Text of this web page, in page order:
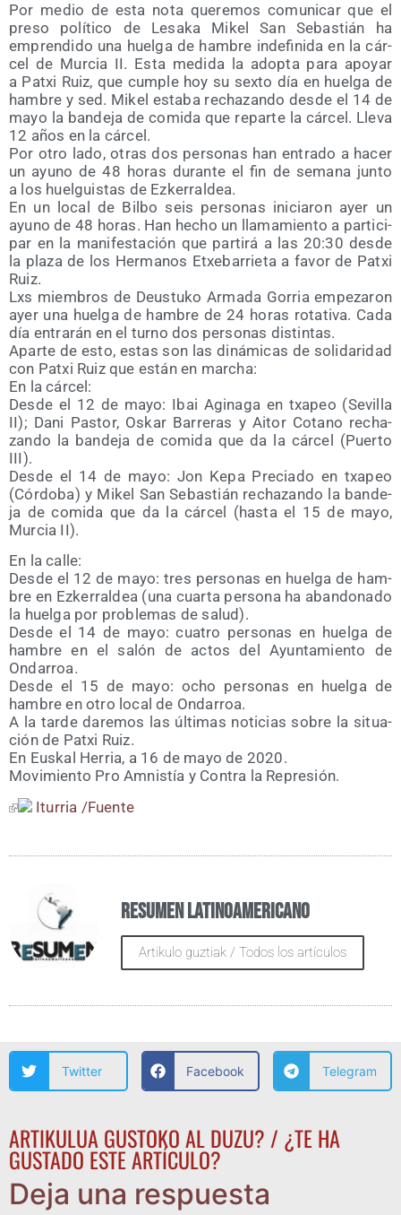
Por medio de esta nota que­re­mos comu­ni­car que el
pre­so polí­ti­co de Lesa­ka Mikel San Sebas­tián ha
empren­di­do una huel­ga de ham­bre inde­fi­ni­da en la cár­
cel de Mur­cia II. Esta medi­da la adop­ta para apo­yar
a Patxi Ruiz, que cum­ple hoy su sex­to día en huel­ga de
ham­bre y sed. Mikel esta­ba recha­zan­do des­de el 14 de
mayo la ban­de­ja de comi­da que repar­te la cár­cel. Lle­va
12 años en la cár­cel.
Por otro lado, otras dos per­so­nas han entra­do a hacer
un ayuno de 48 horas duran­te el fin de sema­na jun­to
a los huel­guis­tas de Ezke­rral­dea.
En un local de Bil­bo seis per­so­nas ini­cia­ron ayer un
ayuno de 48 horas. Han hecho un lla­ma­mien­to a par­ti­ci­
par en la mani­fes­ta­ción que par­ti­rá a las 20:30 des­de
la pla­za de los Her­ma­nos Etxe­ba­rrie­ta a favor de Patxi
Ruiz.
Lxs miem­bros de Deus­tu­ko Arma­da Gorria empe­za­ron
ayer una huel­ga de ham­bre de 24 horas rota­ti­va. Cada
día entra­rán en el turno dos per­so­nas dis­tin­tas.
Apar­te de esto, estas son las diná­mi­cas de soli­da­ri­dad
con Patxi Ruiz que están en mar­cha:
En la cár­cel:
Des­de el 12 de mayo: Ibai Agi­na­ga en txa­peo (Sevi­lla
II); Dani Pas­tor, Oskar Barre­ras y Aitor Cotano recha­
zan­do la ban­de­ja de comi­da que da la cár­cel (Puer­to
III).
Des­de el 14 de mayo: Jon Kepa Pre­cia­do en txa­peo
(Cór­do­ba) y Mikel San Sebas­tián recha­zan­do la ban­de­
ja de comi­da que da la cár­cel (has­ta el 15 de mayo,
Mur­cia II).
En la calle:
Des­de el 12 de mayo: tres per­so­nas en huel­ga de ham­
bre en Ezke­rral­dea (una cuar­ta per­so­na ha aban­do­na­do
la huel­ga por pro­ble­mas de salud).
Des­de el 14 de mayo: cua­tro per­so­nas en huel­ga de
ham­bre en el salón de actos del Ayun­ta­mien­to de
Onda­rroa.
Des­de el 15 de mayo: ocho per­so­nas en huel­ga de
ham­bre en otro local de Onda­rroa.
A la tar­de dare­mos las últi­mas noti­cias sobre la situa­
ción de Patxi Ruiz.
En Eus­kal Herria, a 16 de mayo de 2020.
Movi­mien­to Pro Amnis­tía y Con­tra la Represión.
Itu­rria /​Fuen­te
Resumen Latinoamericano
Artikulo guztiak / Todos los artículos
Twitter Facebook Telegram
ARTIKULUA GUSTOKO AL DUZU? / ¿TE HA
GUSTADO ESTE ARTÍCULO?
Deja una respuesta